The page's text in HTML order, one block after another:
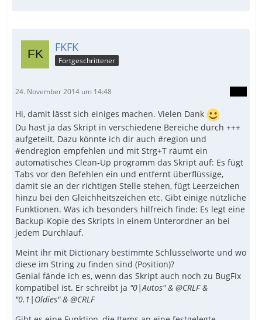
FKFK
Fortgeschrittener
24. November 2014 um 14:48
Hi, damit lässt sich einiges machen. Vielen Dank
Du hast ja das Skript in verschiedene Bereiche durch +++
aufgeteilt. Dazu könnte ich dir auch #region und
#endregion empfehlen und mit Strg+T räumt ein
automatisches Clean-Up programm das Skript auf: Es fügt
Tabs vor den Befehlen ein und entfernt überflüssige,
damit sie an der richtigen Stelle stehen, fügt Leerzeichen
hinzu bei den Gleichheitszeichen etc. Gibt einige nützliche
Funktionen. Was ich besonders hilfreich finde: Es legt eine
Backup-Kopie des Skripts in einem Unterordner an bei
jedem Durchlauf.
Meint ihr mit Dictionary bestimmte Schlüsselworte und wo
diese im String zu finden sind (Position)?
Genial fände ich es, wenn das Skript auch noch zu BugFix
kompatibel ist. Er schreibt ja "0|Autos" & @CRLF &
"0.1|Oldies" & @CRLF